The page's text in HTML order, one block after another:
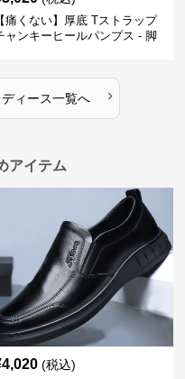
【痛くない】厚底 Tストラップ
ャンキーヒールパンプス - 脚
ィース一覧へ ›
アイテム
4,020 (税込)